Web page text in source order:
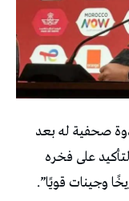
صحفية له بعد
على فخره
وجينات قويًا”.